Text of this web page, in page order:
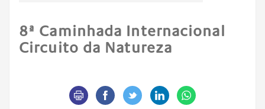
8ª Caminhada Internacional
Circuito da Natureza